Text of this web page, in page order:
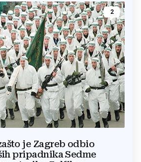
2
je Zagreb odbio
pripadnika Sedme